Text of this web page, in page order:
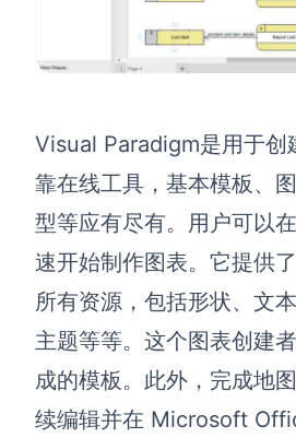
Visual Paradigm是用于创
靠在线工具，基本模板、
型等应有尽有。用户可以
速开始制作图表。它提供
所有资源，包括形状、文
主题等等。这个图表创建
成的模板。此外，完成地
续编辑并在 Microsoft